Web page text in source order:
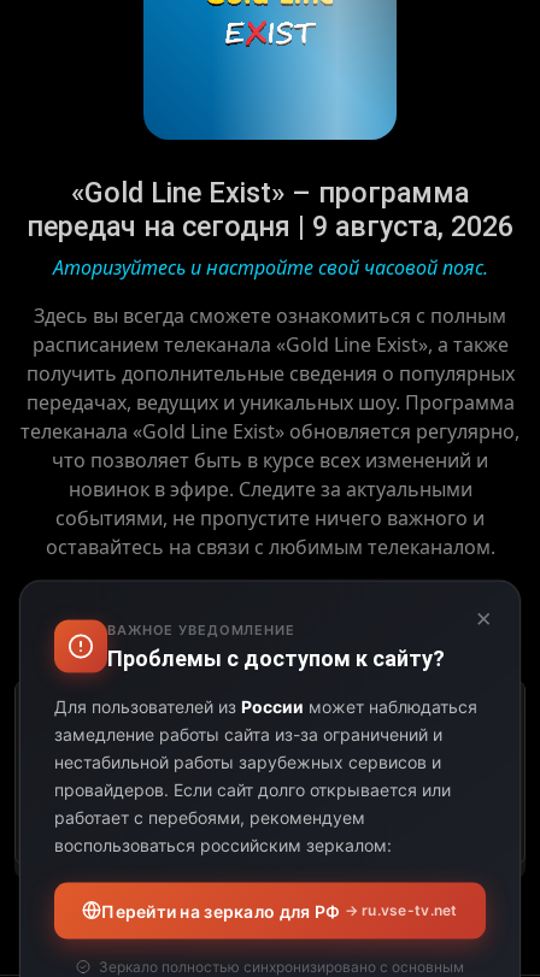
«Gold Line Exist» – программа
передач на сегодня | 9 августа, 2026
Аторизуйтесь и настройте свой часовой пояс.
Здесь вы всегда сможете ознакомиться с полным
расписанием телеканала «Gold Line Exist», а также
получить дополнительные сведения о популярных
передачах, ведущих и уникальных шоу. Программа
телеканала «Gold Line Exist» обновляется регулярно,
что позволяет быть в курсе всех изменений и
новинок в эфире. Следите за актуальными
событиями, не пропустите ничего важного и
оставайтесь на связи с любимым телеканалом.
Выберите дату:
К сожалению, этот
телеканал не
предоставил свою
программу передач на
выбранную дату.
×
ВАЖНОЕ УВЕДОМЛЕНИЕ
Проблемы с доступом к сайту?
Для пользователей из России может наблюдаться
замедление работы сайта из-за ограничений и
нестабильной работы зарубежных сервисов и
провайдеров. Если сайт долго открывается или
работает с перебоями, рекомендуем
воспользоваться российским зеркалом:
Перейти на зеркало для РФ → ru.vse-tv.net
Зеркало полностью синхронизировано с основным